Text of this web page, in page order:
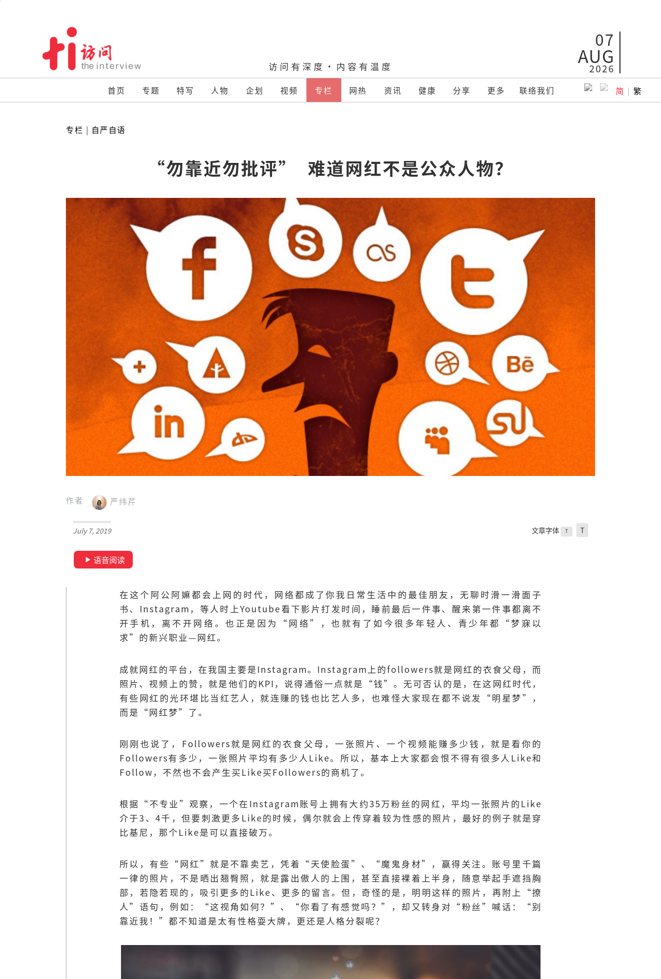
访问有深度·内容有温度
07
AUG
2026
首页 专题 特写 人物 企划 视频 专栏 网热 资讯 健康 分享 更多 联络我们 简 | 繁
专栏 | 自严自语
“勿靠近勿批评”  难道网红不是公众人物？
作者 严纬芹
July 7, 2019 文章字体 T T
语音阅读
在这个阿公阿嫲都会上网的时代，网络都成了你我日常生活中的最佳朋友，无聊时滑一滑面子
书、Instagram，等人时上Youtube看下影片打发时间，睡前最后一件事、醒来第一件事都离不
开手机，离不开网络。也正是因为“网络”，也就有了如今很多年轻人、青少年都“梦寐以
求”的新兴职业—网红。
成就网红的平台，在我国主要是Instagram。Instagram上的followers就是网红的衣食父母，而
照片、视频上的赞，就是他们的KPI，说得通俗一点就是“钱”。无可否认的是，在这网红时代，
有些网红的光环堪比当红艺人，就连赚的钱也比艺人多，也难怪大家现在都不说发“明星梦”，
而是“网红梦”了。
刚刚也说了，Followers就是网红的衣食父母，一张照片、一个视频能赚多少钱，就是看你的
Followers有多少，一张照片平均有多少人Like。所以，基本上大家都会恨不得有很多人Like和
Follow，不然也不会产生买Like买Followers的商机了。
根据“不专业”观察，一个在Instagram账号上拥有大约35万粉丝的网红，平均一张照片的Like
介于3、4千，但要刺激更多Like的时候，偶尔就会上传穿着较为性感的照片，最好的例子就是穿
比基尼，那个Like是可以直接破万。
所以，有些“网红”就是不靠卖艺，凭着“天使脸蛋”、“魔鬼身材”，赢得关注。账号里千篇
一律的照片，不是晒出翘臀照，就是露出傲人的上围，甚至直接裸着上半身，随意举起手遮挡胸
部，若隐若现的，吸引更多的Like、更多的留言。但，奇怪的是，明明这样的照片，再附上“撩
人”语句，例如：“这视角如何？”、“你看了有感觉吗？”，却又转身对“粉丝”喊话：“别
靠近我！”都不知道是太有性格耍大牌，更还是人格分裂呢？